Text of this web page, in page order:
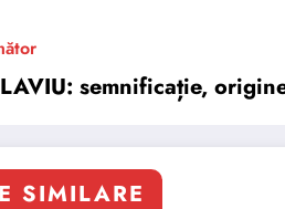
semnificație,
SIMILARE